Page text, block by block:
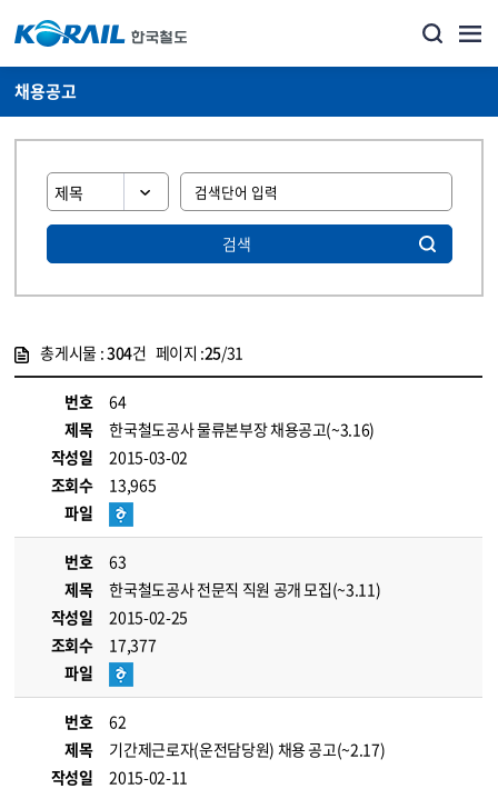
채용공고
검색
총게시물 :304건 페이지 :25/31
번호
64
제목
한국철도공사 물류본부장 채용공고(~3.16)
작성일
2015-03-02
조회수
13,965
파일
번호
63
제목
한국철도공사 전문직 직원 공개 모집(~3.11)
작성일
2015-02-25
조회수
17,377
파일
번호
62
제목
기간제근로자(운전담당원) 채용 공고(~2.17)
작성일
2015-02-11